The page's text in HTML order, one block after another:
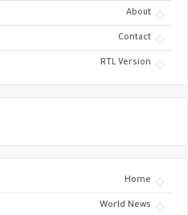
About
Contact
RTL Version
Home
World News